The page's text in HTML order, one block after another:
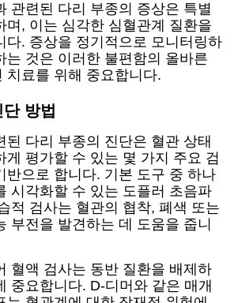
관련된 다리 부종의 증상은 특별
며, 이는 심각한 심혈관계 질환을
다. 증상을 정기적으로 모니터링하
는 것은 이러한 불편함의 올바른
치료를 위해 중요합니다.
방법
된 다리 부종의 진단은 혈관 상태
게 평가할 수 있는 몇 가지 주요 검
반으로 합니다. 기본 도구 중 하나
시각화할 수 있는 도플러 초음파
적 검사는 혈관의 협착, 폐색 또는
부전을 발견하는 데 도움을 줍니
혈액 검사는 동반 질환을 배제하
중요합니다. D-디머와 같은 매개